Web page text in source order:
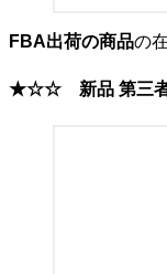
FBA出荷の商品の
★☆☆ 新品 第三